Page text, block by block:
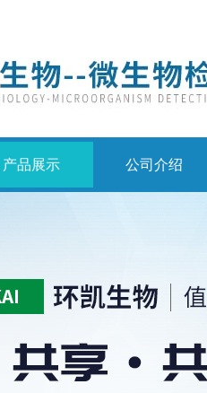
产品展示 公司介绍